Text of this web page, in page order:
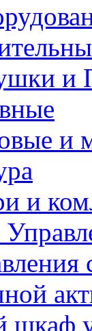
и
и
и
шкаф